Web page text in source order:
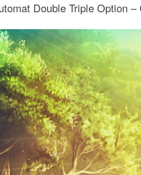
Double Triple Option